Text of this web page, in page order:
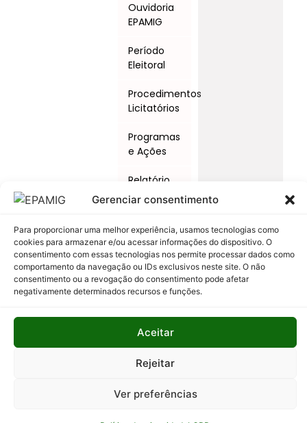
Gerenciar consentimento
Para proporcionar uma melhor experiência, usamos tecnologias como
cookies para armazenar e/ou acessar informações do dispositivo. O
consentimento com essas tecnologias nos permite processar dados como
comportamento da navegação ou IDs exclusivos neste site. O não
consentimento ou a revogação do consentimento pode afetar
negativamente determinados recursos e funções.
Aceitar
Rejeitar
Ver preferências
Ouvidoria
EPAMIG
Período
Eleitoral
Procedimentos
Licitatórios
Programas
e Ações
Relatório
Anual de
Auditoria
Interna
Relatório
de Gestão
Informação